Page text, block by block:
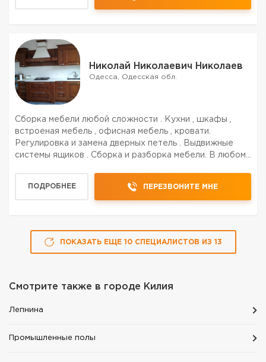
Николай Николаевич Николаев
Одесса, Одесская обл.
Сборка мебели любой сложности . Кухни , шкафы ,
встроеная мебель , офисная мебель , кровати.
Регулировка и замена дверных петель . Выдвижные
системы ящиков . Сборка и разборка мебели. В любом
ПОДРОБНЕЕ ПЕРЕЗВОНИТЕ МНЕ
ПОКАЗАТЬ ЕЩЕ 10 СПЕЦИАЛИСТОВ ИЗ 13
Смотрите также в городе Килия
Лепнина
Промышленные полы